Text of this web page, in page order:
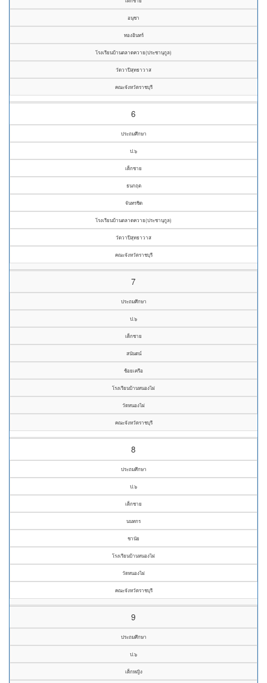
อนุชา
ทองอินทร์
โรงเรียนบ้านตลาดควาย(ประชานุกูล)
วัดวาปีสุทธาวาส
คณะจังหวัดราชบุรี
6
ประถมศึกษา
ป.๖
เด็กชาย
ธนกฤต
จันทรชิด
โรงเรียนบ้านตลาดควาย(ประชานุกูล)
วัดวาปีสุทธาวาส
คณะจังหวัดราชบุรี
7
ประถมศึกษา
ป.๖
เด็กชาย
สนันตน์
ช้อยเครือ
โรงเรียนบ้านหนองไผ่
วัดหนองไผ่
คณะจังหวัดราชบุรี
8
ประถมศึกษา
ป.๖
เด็กชาย
นนทกร
ชานัย
โรงเรียนบ้านหนองไผ่
วัดหนองไผ่
คณะจังหวัดราชบุรี
9
ประถมศึกษา
ป.๖
เด็กหญิง